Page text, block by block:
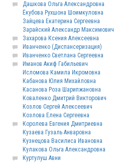
Дашкова Ольга Александровна
Ёкубова Рухшона Шоимкуловна
Зайцева Екатерина Сергеевна
Зарайский Александр Максимович
Захарова Ксения Алексеевна
Иванченко (Диспансеризация)
Иванченко Светлана Сергеевна
Иманов Акиф Габильевич
Исломова Камила Икромовна
Кабанова Юлия Михайловна
Касанова Роза Шарипжановна
Коваленко Дмитрий Викторович
Козлов Сергей Алексеевич
Козлова Елена Сергеевна
Королева Евгения Дмитриевна
Кузаева Гузаль Анваровна
Кузнецова Василиса Ивановна
Кулакова Ольга Александровна
Куртулуш Авни